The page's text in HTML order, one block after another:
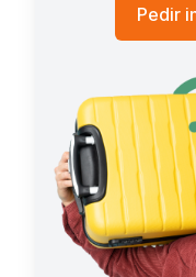
Pedir